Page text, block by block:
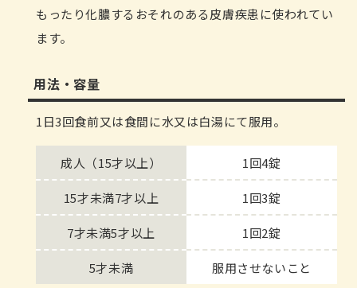
もったり化膿するおそれのある皮膚疾患に使われてい
ます。
用法・容量
1日3回食前又は食間に水又は白湯にて服用。
成人（15才以上） 1回4錠
15才未満7才以上 1回3錠
7才未満5才以上 1回2錠
5才未満 服用させないこと